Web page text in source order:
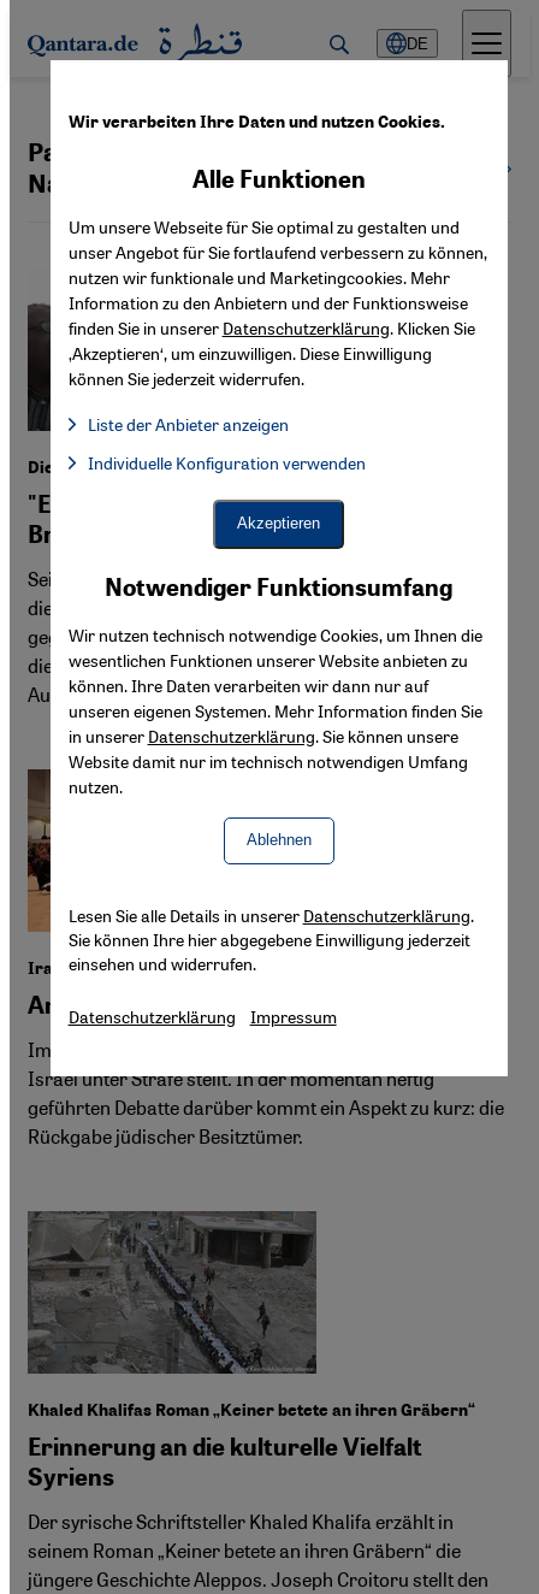
Direkt zum Inhalt springen
DE
Panarabismus| Arabischer
Nationalismus
Die Muslimbrüder in Ägypten
"Es ist unklar, wer die Zukunft der
Bruderschaft gestalten darf“
Seit dem Militärputsch in Ägypten vor zehn Jahren geht
die Regierung unter Abdel Fattah al-Sisi mit aller Härte
gegen die Muslimbruderschaft im Land vor. Wie hat sich
die Organisation seit 2013 entwickelt? Fragen an den
Autor und Wissenschaftler Abdelrahman Ayyash
Irak verbietet Kontakt zu Israelis
Antisemitismus als Staatsdoktrin
Im Irak wurde ein Gesetz verabschiedet, das Kontakte zu
Israel unter Strafe stellt. In der momentan heftig
geführten Debatte darüber kommt ein Aspekt zu kurz: die
Rückgabe jüdischer Besitztümer.
Khaled Khalifas Roman „Keiner betete an ihren Gräbern“
Erinnerung an die kulturelle Vielfalt
Syriens
Der syrische Schriftsteller Khaled Khalifa erzählt in
seinem Roman „Keiner betete an ihren Gräbern“ die
jüngere Geschichte Aleppos. Joseph Croitoru stellt den
Wir verarbeiten Ihre Daten und nutzen Cookies.
Notwendiger Funktionsumfang
Wir nutzen technisch notwendige Cookies, um Ihnen die
wesentlichen Funktionen unserer Website anbieten zu
können. Ihre Daten verarbeiten wir dann nur auf
unseren eigenen Systemen. Mehr Information finden Sie
in unserer Datenschutzerklärung. Sie können unsere
Website damit nur im technisch notwendigen Umfang
nutzen.
Ablehnen
Alle Funktionen
Um unsere Webseite für Sie optimal zu gestalten und
unser Angebot für Sie fortlaufend verbessern zu können,
nutzen wir funktionale und Marketingcookies. Mehr
Information zu den Anbietern und der Funktionsweise
finden Sie in unserer Datenschutzerklärung. Klicken Sie
‚Akzeptieren‘, um einzuwilligen. Diese Einwilligung
können Sie jederzeit widerrufen.
Liste der Anbieter anzeigen
Facebook Embed / Facebook Connect, Google Maps Embed,
Facebook Embed / Facebook Connect
Google Maps Embed
Individuelle Konfiguration verwenden
Akzeptieren
Lesen Sie alle Details in unserer Datenschutzerklärung.
Sie können Ihre hier abgegebene Einwilligung jederzeit
einsehen und widerrufen.
Datenschutzerklärung Impressum